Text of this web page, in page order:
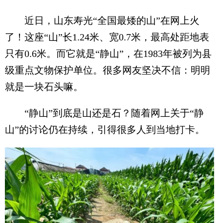
近日，山东寿光“全国最矮的山”在网上火
了！这座“山”长1.24米、宽0.7米，最高处距地表
只有0.6米。而它就是“静山”，在1983年被列为县
级重点文物保护单位。很多网友坚决不信：明明
就是一块石头嘛。
“静山”到底是山还是石？随着网上关于“静
山”的讨论仍在持续，引得很多人到当地打卡。